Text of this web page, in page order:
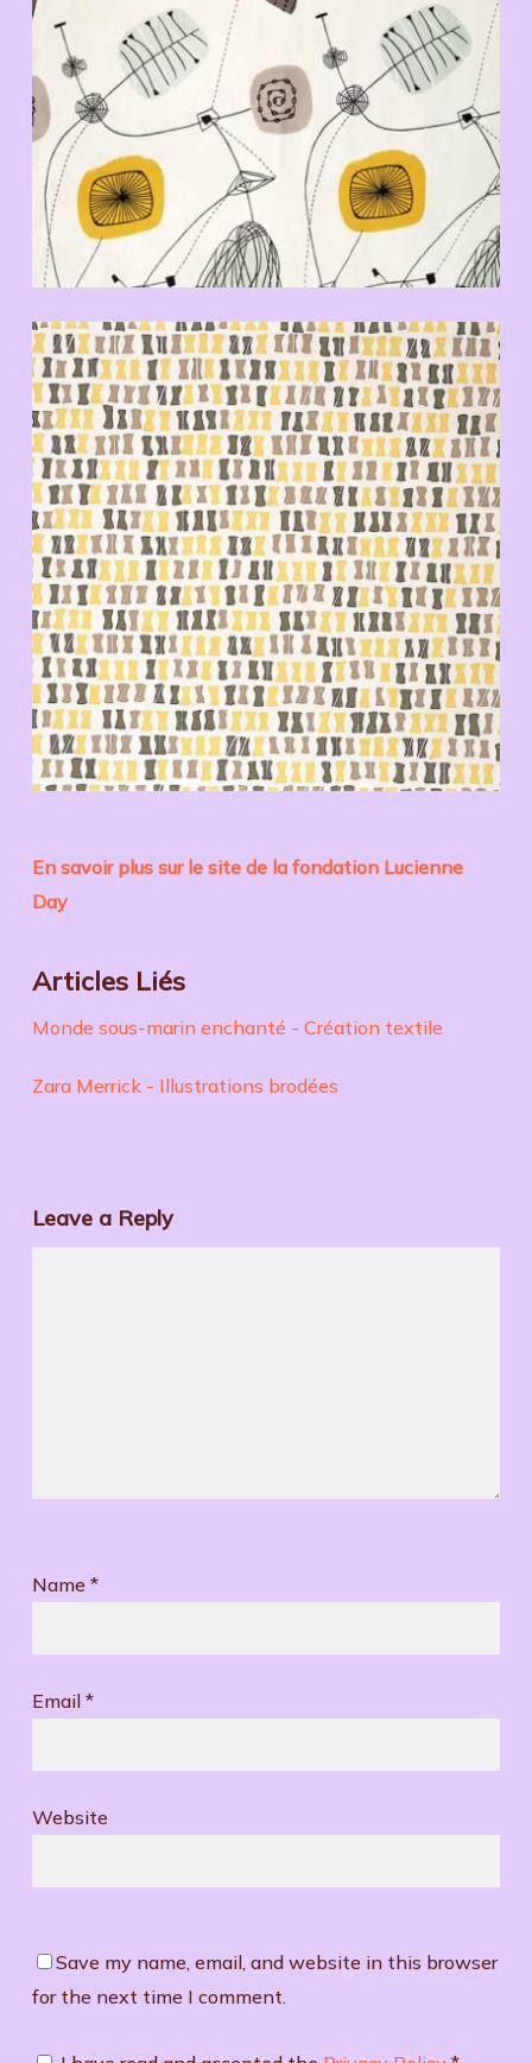
En savoir plus sur le site de la fondation Lucienne
Day
Articles Liés
Monde sous-marin enchanté - Création textile
Zara Merrick - Illustrations brodées
Leave a Reply
Name *
Email *
Website
Save my name, email, and website in this browser
for the next time I comment.